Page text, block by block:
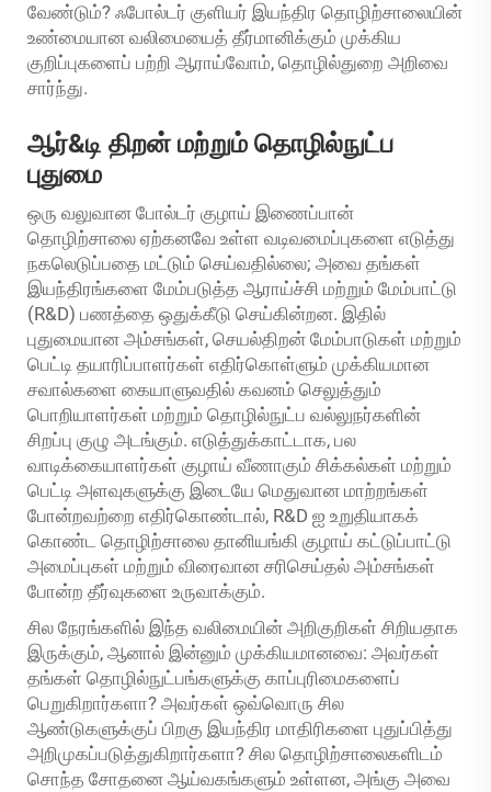
வேண்டும்? ஃபோல்டர் குளியர் இயந்திர தொழிற்சாலையின்
உண்மையான வலிமையைத் தீர்மானிக்கும் முக்கிய
குறிப்புகளைப் பற்றி ஆராய்வோம், தொழில்துறை அறிவை
சார்ந்து.
ஆர்&டி திறன் மற்றும் தொழில்நுட்ப
புதுமை
ஒரு வலுவான போல்டர் குழாய் இணைப்பான்
தொழிற்சாலை ஏற்கனவே உள்ள வடிவமைப்புகளை எடுத்து
நகலெடுப்பதை மட்டும் செய்வதில்லை; அவை தங்கள்
இயந்திரங்களை மேம்படுத்த ஆராய்ச்சி மற்றும் மேம்பாட்டு
(R&D) பணத்தை ஒதுக்கீடு செய்கின்றன. இதில்
புதுமையான அம்சங்கள், செயல்திறன் மேம்பாடுகள் மற்றும்
பெட்டி தயாரிப்பாளர்கள் எதிர்கொள்ளும் முக்கியமான
சவால்களை கையாளுவதில் கவனம் செலுத்தும்
பொறியாளர்கள் மற்றும் தொழில்நுட்ப வல்லுநர்களின்
சிறப்பு குழு அடங்கும். எடுத்துக்காட்டாக, பல
வாடிக்கையாளர்கள் குழாய் வீணாகும் சிக்கல்கள் மற்றும்
பெட்டி அளவுகளுக்கு இடையே மெதுவான மாற்றங்கள்
போன்றவற்றை எதிர்கொண்டால், R&D ஐ உறுதியாகக்
கொண்ட தொழிற்சாலை தானியங்கி குழாய் கட்டுப்பாட்டு
அமைப்புகள் மற்றும் விரைவான சரிசெய்தல் அம்சங்கள்
போன்ற தீர்வுகளை உருவாக்கும்.
சில நேரங்களில் இந்த வலிமையின் அறிகுறிகள் சிறியதாக
இருக்கும், ஆனால் இன்னும் முக்கியமானவை: அவர்கள்
தங்கள் தொழில்நுட்பங்களுக்கு காப்புரிமைகளைப்
பெறுகிறார்களா? அவர்கள் ஒவ்வொரு சில
ஆண்டுகளுக்குப் பிறகு இயந்திர மாதிரிகளை புதுப்பித்து
அறிமுகப்படுத்துகிறார்களா? சில தொழிற்சாலைகளிடம்
சொந்த சோதனை ஆய்வகங்களும் உள்ளன, அங்கு அவை